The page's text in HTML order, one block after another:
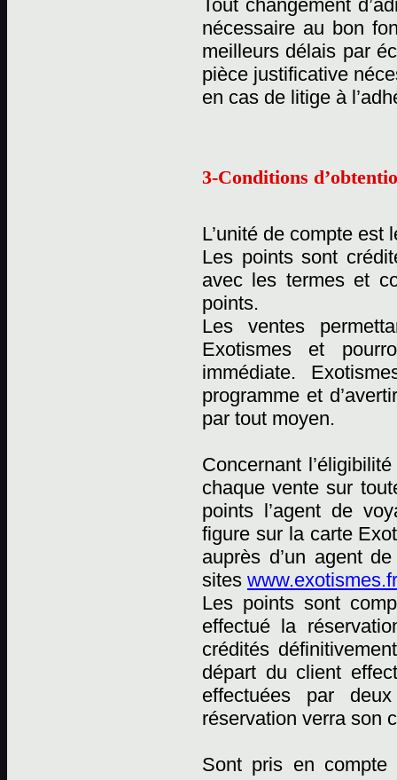
Tout changement
nécessaire au bon
meilleurs délais par
pièce justificative
en cas de litige à
3-Conditions
L’unité de compte est
Les points sont
avec les termes et
points.
Les ventes
Exotismes et
immédiate.
programme et
par tout moyen.
Concernant
chaque vente sur
points l’agent de
figure sur la carte
auprès d’un agent
sites
Les points sont
effectué la
crédités
départ du client
effectuées par
réservation verra son
Sont pris en compte